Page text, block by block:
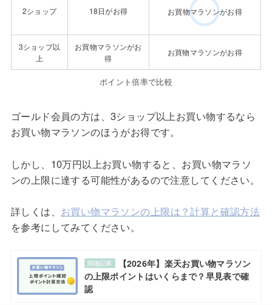
2ショップ 18日がお得 お買物マラソンがお得
3ショップ以
上
お買物マラソンがお
得
お買物マラソンがお得
ポイント倍率で比較
ゴールド会員の方は、3ショップ以上お買い物するなら
お買い物マラソンのほうがお得です。
しかし、10万円以上お買い物すると、お買い物マラソ
ンの上限に達する可能性があるので注意してください。
詳しくは、 お買い物マラソンの上限は？計算と確認方法
を参考にしてみてください。
関連記事
【2026年】楽天お買い物マラソン
の上限ポイントはいくらまで？早見表で確
認